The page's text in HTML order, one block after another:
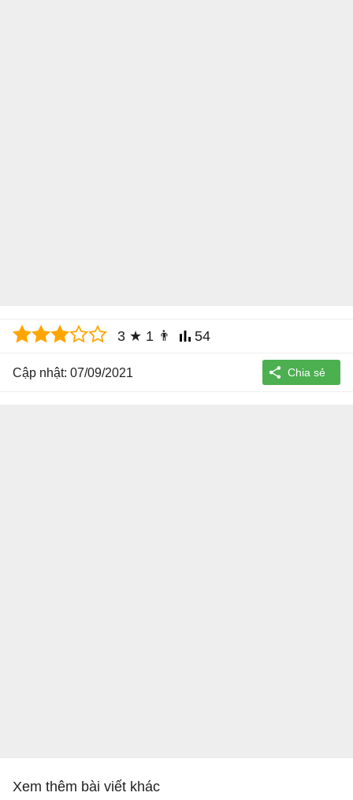
3 ★ 1 👨 54
Cập nhật: 07/09/2021
Xem thêm bài viết khác